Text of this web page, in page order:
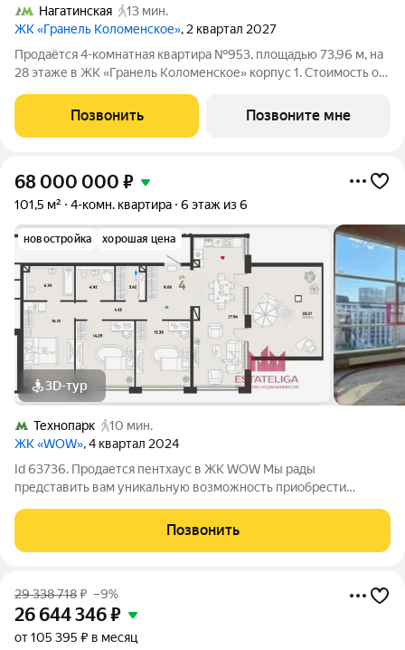
Нагатинская
13 мин.
ЖК «Гранель Коломенское», 2 квартал 2027
Продаётся 4-комнатная квартира №953, площадью 73,96 м, на
28 этаже в ЖК «Гранель Коломенское» корпус 1. Стоимость от
односторонняя, окна на улицу. Жилой квартал «Гранель
Коломенское» расположился на юге
Позвонить Позвоните мне
68 000 000 ₽
101,5 м² 4-комн. квартира 6 этаж из 6
новостройка хорошая цена
3D-тур
Технопарк
10 мин.
ЖК «WOW», 4 квартал 2024
Id 63736. Продается пентхаус в ЖК WOW Мы рады
представить вам уникальную возможность приобрести
подходящую для комфортной жизни и счастливого будущего!
Позвонить
29 338 718₽ –9%
26 644 346₽
от 105 395 ₽ в месяц